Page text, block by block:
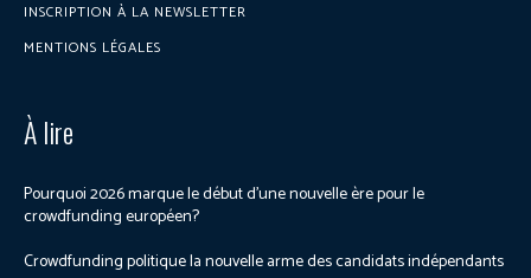
INSCRIPTION À LA NEWSLETTER
MENTIONS LÉGALES
À lire
Pourquoi 2026 marque le début d’une nouvelle ère pour le
crowdfunding européen?
Crowdfunding politique la nouvelle arme des candidats indépendants